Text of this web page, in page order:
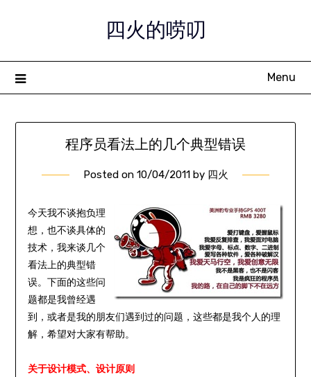
四火的唠叨
Menu
程序员看法上的几个典型错误
Posted on 10/04/2011by 四火
今天我不谈抱负理
想，也不谈具体的
技术，我来谈几个
看法上的典型错
误。下面的这些问
题都是我曾经遇
到，或者是我的朋友们遇到过的问题，这些都是我个人的理
解，希望对大家有帮助。
关于设计模式、设计原则